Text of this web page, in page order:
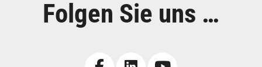
Folgen Sie uns …